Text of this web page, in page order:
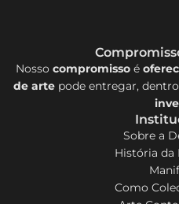
Nosso compromisso é
de arte pode entregar,
Sobre a
História da
Como